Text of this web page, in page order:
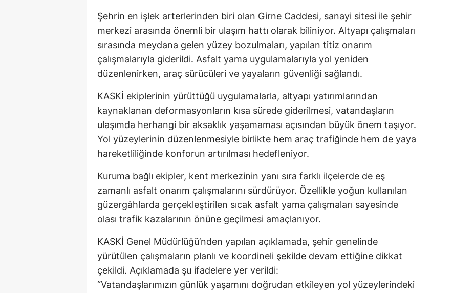
Şehrin en işlek arterlerinden biri olan Girne Caddesi, sanayi sitesi ile şehir
merkezi arasında önemli bir ulaşım hattı olarak biliniyor. Altyapı çalışmaları
sırasında meydana gelen yüzey bozulmaları, yapılan titiz onarım
çalışmalarıyla giderildi. Asfalt yama uygulamalarıyla yol yeniden
düzenlenirken, araç sürücüleri ve yayaların güvenliği sağlandı.
KASKİ ekiplerinin yürüttüğü uygulamalarla, altyapı yatırımlarından
kaynaklanan deformasyonların kısa sürede giderilmesi, vatandaşların
ulaşımda herhangi bir aksaklık yaşamaması açısından büyük önem taşıyor.
Yol yüzeylerinin düzenlenmesiyle birlikte hem araç trafiğinde hem de yaya
hareketliliğinde konforun artırılması hedefleniyor.
Kuruma bağlı ekipler, kent merkezinin yanı sıra farklı ilçelerde de eş
zamanlı asfalt onarım çalışmalarını sürdürüyor. Özellikle yoğun kullanılan
güzergâhlarda gerçekleştirilen sıcak asfalt yama çalışmaları sayesinde
olası trafik kazalarının önüne geçilmesi amaçlanıyor.
KASKİ Genel Müdürlüğü’nden yapılan açıklamada, şehir genelinde
yürütülen çalışmaların planlı ve koordineli şekilde devam ettiğine dikkat
çekildi. Açıklamada şu ifadelere yer verildi:
“Vatandaşlarımızın günlük yaşamını doğrudan etkileyen yol yüzeylerindeki